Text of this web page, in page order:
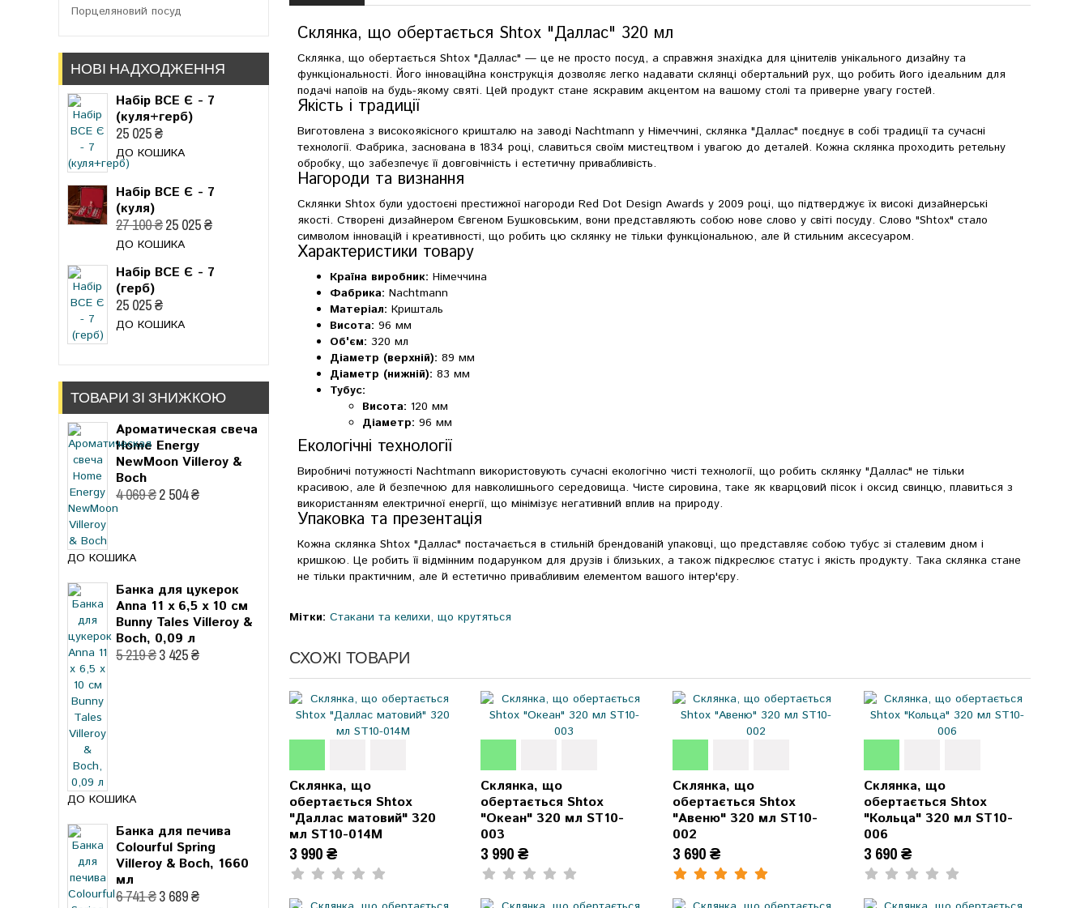
Порцеляновий посуд
НОВІ НАДХОДЖЕННЯ
Набір ВСЕ Є - 7
(куля+герб)
25 025 ₴
ДО КОШИКА
Набір ВСЕ Є - 7
(куля)
27 100 ₴25 025 ₴
ДО КОШИКА
Набір ВСЕ Є - 7
(герб)
25 025 ₴
ДО КОШИКА
ТОВАРИ ЗІ ЗНИЖКОЮ
Ароматическая свеча
Home Energy
NewMoon Villeroy &
Boch
4 069 ₴2 504 ₴
ДО КОШИКА
Банка для цукерок
Anna 11 x 6,5 x 10 см
Bunny Tales Villeroy &
Boch, 0,09 л
5 219 ₴3 425 ₴
ДО КОШИКА
Банка для печива
Colourful Spring
Villeroy & Boch, 1660
мл
6 741 ₴3 689 ₴
Склянка, що обертається Shtox "Даллас" 320 мл
Склянка, що обертається Shtox "Даллас" — це не просто посуд, а справжня знахідка для цінителів унікального дизайну та
функціональності. Його інноваційна конструкція дозволяє легко надавати склянці обертальний рух, що робить його ідеальним для
подачі напоїв на будь-якому святі. Цей продукт стане яскравим акцентом на вашому столі та приверне увагу гостей.
Якість і традиції
Виготовлена з високоякісного кришталю на заводі Nachtmann у Німеччині, склянка "Даллас" поєднує в собі традиції та сучасні
технології. Фабрика, заснована в 1834 році, славиться своїм мистецтвом і увагою до деталей. Кожна склянка проходить ретельну
обробку, що забезпечує її довговічність і естетичну привабливість.
Нагороди та визнання
Склянки Shtox були удостоєні престижної нагороди Red Dot Design Awards у 2009 році, що підтверджує їх високі дизайнерські
якості. Створені дизайнером Євгеном Бушковським, вони представляють собою нове слово у світі посуду. Слово "Shtox" стало
символом інновацій і креативності, що робить цю склянку не тільки функціональною, але й стильним аксесуаром.
Характеристики товару
Країна виробник: Німеччина
Фабрика: Nachtmann
Матеріал: Кришталь
Висота: 96 мм
Об'єм: 320 мл
Діаметр (верхній): 89 мм
Діаметр (нижній): 83 мм
Тубус:
Висота: 120 мм
Діаметр: 96 мм
Екологічні технології
Виробничі потужності Nachtmann використовують сучасні екологічно чисті технології, що робить склянку "Даллас" не тільки
красивою, але й безпечною для навколишнього середовища. Чисте сировина, таке як кварцовий пісок і оксид свинцю, плавиться з
використанням електричної енергії, що мінімізує негативний вплив на природу.
Упаковка та презентація
Кожна склянка Shtox "Даллас" постачається в стильній брендованій упаковці, що представляє собою тубус зі сталевим дном і
кришкою. Це робить її відмінним подарунком для друзів і близьких, а також підкреслює статус і якість продукту. Така склянка стане
не тільки практичним, але й естетично привабливим елементом вашого інтер'єру.
Мітки: Стакани та келихи, що крутяться
СХОЖІ ТОВАРИ
Склянка, що
обертається Shtox
"Даллас матовий" 320
мл ST10-014M
3 990 ₴
Склянка, що
обертається Shtox
"Океан" 320 мл ST10-
003
3 990 ₴
Склянка, що
обертається Shtox
"Авеню" 320 мл ST10-
002
3 690 ₴
Склянка, що
обертається Shtox
"Кольца" 320 мл ST10-
006
3 690 ₴